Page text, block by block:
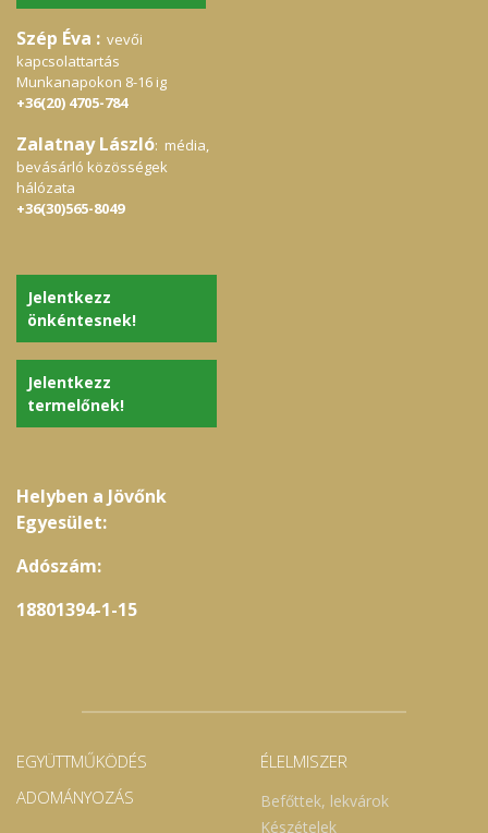
Szép Éva : vevői
kapcsolattartás
Munkanapokon 8-16 ig
+36(20) 4705-784
Zalatnay László: média,
bevásárló közösségek
hálózata
+36(30)565-8049
Jelentkezz
önkéntesnek!
Jelentkezz
termelőnek!
Helyben a Jövőnk
Egyesület:
Adószám:
18801394-1-15
EGYÜTTMŰKÖDÉS
ADOMÁNYOZÁS
ÉLELMISZER
Befőttek, lekvárok
Készételek